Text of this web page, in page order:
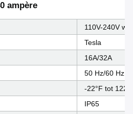
ampère
110V-240V
Tesla
16A/32A
50 Hz/60 Hz
-22°F tot
IP65